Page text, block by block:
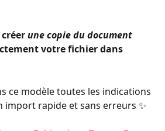
une copie du document
votre fichier dans
ce modèle toutes les indications
import rapide et sans erreurs ✨